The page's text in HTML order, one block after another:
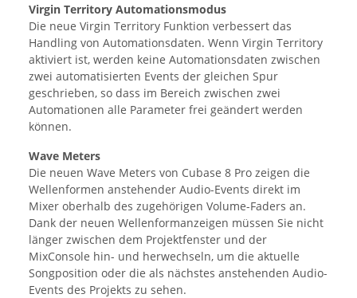
Virgin Territory Automationsmodus
Die neue Virgin Territory Funktion verbessert das
Handling von Automationsdaten. Wenn Virgin Territory
aktiviert ist, werden keine Automationsdaten zwischen
zwei automatisierten Events der gleichen Spur
geschrieben, so dass im Bereich zwischen zwei
Automationen alle Parameter frei geändert werden
können.
Wave Meters
Die neuen Wave Meters von Cubase 8 Pro zeigen die
Wellenformen anstehender Audio-Events direkt im
Mixer oberhalb des zugehörigen Volume-Faders an.
Dank der neuen Wellenformanzeigen müssen Sie nicht
länger zwischen dem Projektfenster und der
MixConsole hin- und herwechseln, um die aktuelle
Songposition oder die als nächstes anstehenden Audio-
Events des Projekts zu sehen.